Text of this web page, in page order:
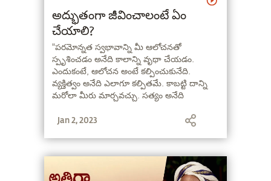
అద్భుతంగా జీవించాలంటే ఏం
చేయాలి?
"పరమోన్నత స్వభావాన్ని మీ ఆలోచనతో
స్పృశించడం అనేది కాలాన్ని వృథా చేయడం.
ఎందుకంటే, ఆలోచన అంటే కల్పించుకునేది.
వ్యక్తిత్వం అనేది ఎలాగూ కల్పితమే. కాబట్టి దాన్ని
మరోలా మీరు మార్చవచ్చు. సత్యం అనేది
మీరు అబద్ధం చెప్పుకుంటున్నట్టే." అని అంటున్నారు
Jan 2, 2023